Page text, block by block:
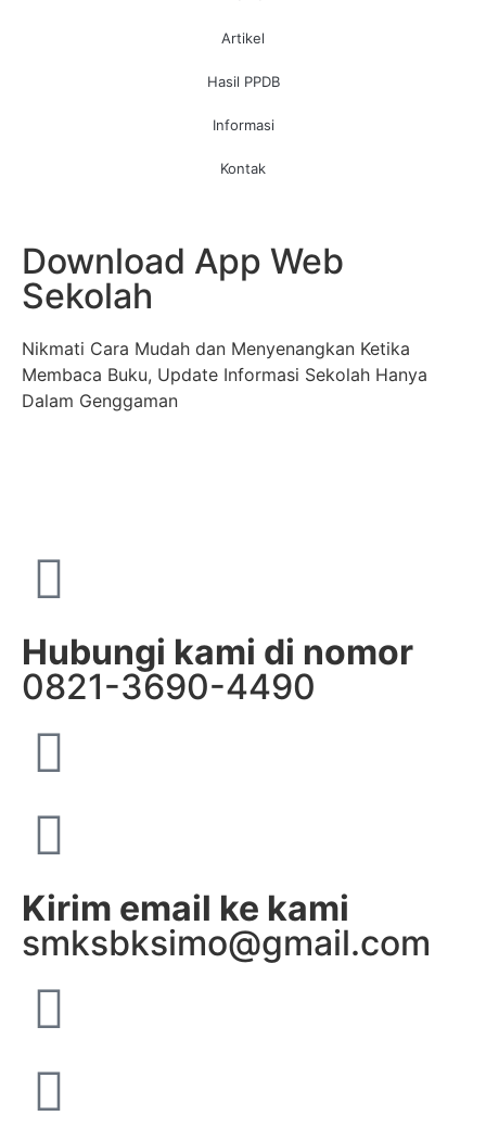
Artikel
Hasil PPDB
Informasi
Kontak
Download App Web
Sekolah
Nikmati Cara Mudah dan Menyenangkan Ketika
Membaca Buku, Update Informasi Sekolah Hanya
Dalam Genggaman
Hubungi kami di nomor
0821-3690-4490
Kirim email ke kami
smksbksimo@gmail.com